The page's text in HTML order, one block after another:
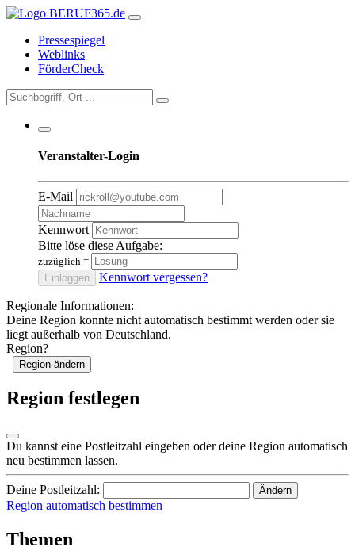
Pressespiegel
Weblinks
FörderCheck
Veranstalter-Login
E-Mail
Kennwort
Bitte löse diese Aufgabe:
zuzüglich =
Einloggen
Kennwort vergessen?
Regionale Informationen:
Deine Region konnte nicht automatisch bestimmt werden oder sie
liegt außerhalb von Deutschland.
Region?
Region ändern
Region festlegen
Du kannst eine Postleitzahl eingeben oder deine Region automatisch
neu bestimmen lassen.
Deine Postleitzahl: Ändern
Region automatisch bestimmen
Themen